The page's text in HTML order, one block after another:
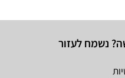
נשמח לעזור